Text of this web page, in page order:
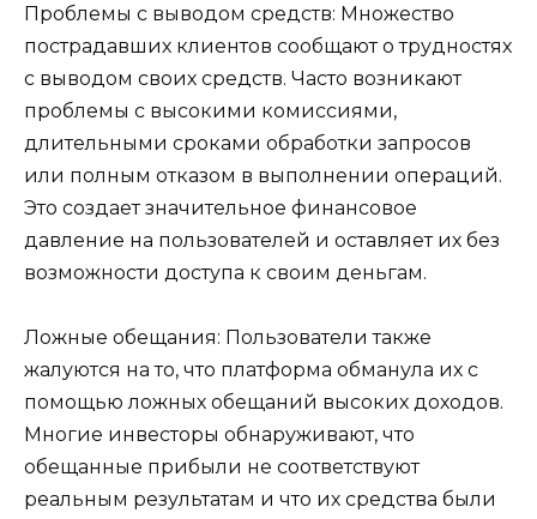
Проблемы с выводом средств: Множество
пострадавших клиентов сообщают о трудностях
с выводом своих средств. Часто возникают
проблемы с высокими комиссиями,
длительными сроками обработки запросов
или полным отказом в выполнении операций.
Это создает значительное финансовое
давление на пользователей и оставляет их без
возможности доступа к своим деньгам.
Ложные обещания: Пользователи также
жалуются на то, что платформа обманула их с
помощью ложных обещаний высоких доходов.
Многие инвесторы обнаруживают, что
обещанные прибыли не соответствуют
реальным результатам и что их средства были